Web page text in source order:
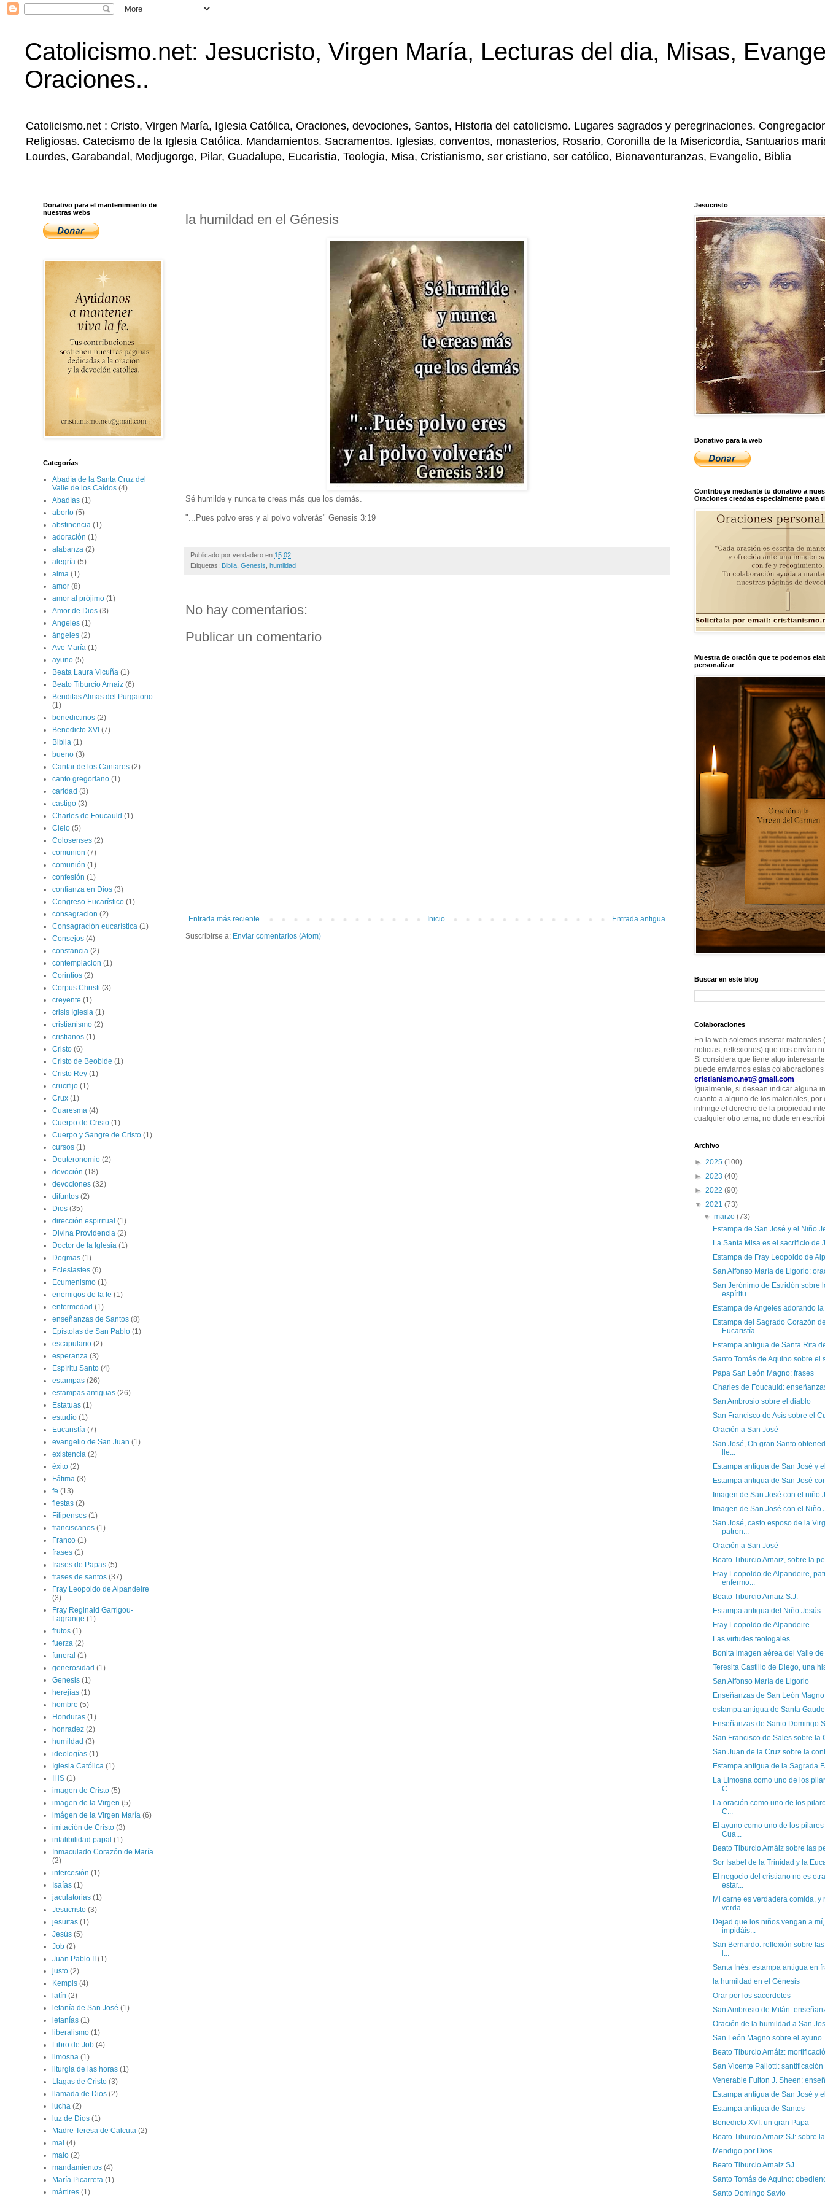
Catolicismo.net: Jesucristo, Virgen María, Lecturas del dia, Misas,
Oraciones..
Catolicismo.net : Cristo, Virgen María, Iglesia Católica, Oraciones, devociones, Santos, Historia del catolicismo. Lugares sagrados y peregrinaciones.
Religiosas. Catecismo de la Iglesia Católica. Mandamientos. Sacramentos. Iglesias, conventos, monasterios, Rosario, Coronilla de la Misericordia, Santuarios
Lourdes, Garabandal, Medjugorge, Pilar, Guadalupe, Eucaristía, Teología, Misa, Cristianismo, ser cristiano, ser católico, Bienaventuranzas, Evangelio, Biblia
la humildad en el Génesis
Sé humilde y nunca te creas más que los demás.
"...Pues polvo eres y al polvo volverás" Genesis 3:19
Publicado por verdadero en 15:02
Etiquetas: Biblia Genesis humildad
No hay comentarios:
Publicar un comentario
Entrada más reciente Entrada antigua
Inicio
Suscribirse a: Enviar comentarios (Atom)
Donativo para el mantenimiento de
nuestras webs
Categorías
Abadía de la Santa Cruz del
Valle de los Caídos (4)
Abadías (1)
aborto (5)
abstinencia (1)
adoración (1)
alabanza (2)
alegría (5)
alma (1)
amor (8)
amor al prójimo (1)
Amor de Dios (3)
Angeles (1)
ángeles (2)
Ave María (1)
ayuno (5)
Beata Laura Vicuña (1)
Beato Tiburcio Arnaiz (6)
Benditas Almas del Purgatorio
(1)
benedictinos (2)
Benedicto XVI (7)
Biblia (1)
bueno (3)
Cantar de los Cantares (2)
canto gregoriano (1)
caridad (3)
castigo (3)
Charles de Foucauld (1)
Cielo (5)
Colosenses (2)
comunion (7)
comunión (1)
confesión (1)
confianza en Dios (3)
Congreso Eucarístico (1)
consagracion (2)
Consagración eucarística (1)
Consejos (4)
constancia (2)
contemplacion (1)
Corintios (2)
Corpus Christi (3)
creyente (1)
crisis Iglesia (1)
cristianismo (2)
cristianos (1)
Cristo (6)
Cristo de Beobide (1)
Cristo Rey (1)
crucifijo (1)
Crux (1)
Cuaresma (4)
Cuerpo de Cristo (1)
Cuerpo y Sangre de Cristo (1)
cursos (1)
Deuteronomio (2)
devoción (18)
devociones (32)
difuntos (2)
Dios (35)
dirección espiritual (1)
Divina Providencia (2)
Doctor de la Iglesia (1)
Dogmas (1)
Eclesiastes (6)
Ecumenismo (1)
enemigos de la fe (1)
enfermedad (1)
enseñanzas de Santos (8)
Epístolas de San Pablo (1)
escapulario (2)
esperanza (3)
Espíritu Santo (4)
estampas (26)
estampas antiguas (26)
Estatuas (1)
estudio (1)
Eucaristía (7)
evangelio de San Juan (1)
existencia (2)
éxito (2)
Fátima (3)
fe (13)
fiestas (2)
Filipenses (1)
franciscanos (1)
Franco (1)
frases (1)
frases de Papas (5)
frases de santos (37)
Fray Leopoldo de Alpandeire
(3)
Fray Reginald Garrigou-
Lagrange (1)
frutos (1)
fuerza (2)
funeral (1)
generosidad (1)
Genesis (1)
herejías (1)
hombre (5)
Honduras (1)
honradez (2)
humildad (3)
ideologías (1)
Iglesia Católica (1)
IHS (1)
imagen de Cristo (5)
imagen de la Virgen (5)
imágen de la Virgen María (6)
imitación de Cristo (3)
infalibilidad papal (1)
Inmaculado Corazón de María
(2)
intercesión (1)
Isaías (1)
jaculatorias (1)
Jesucristo (3)
jesuitas (1)
Jesús (5)
Job (2)
Juan Pablo II
(1)
justo (2)
Kempis (4)
latín (2)
letanía de San José (1)
letanías (1)
liberalismo (1)
Libro de Job (4)
limosna (1)
liturgia de las horas (1)
Llagas de Cristo (3)
llamada de Dios (2)
lucha (2)
luz de Dios (1)
Madre Teresa de Calcuta (2)
mal (4)
malo (2)
mandamientos (4)
María Picarreta (1)
mártires (1)
Jesucristo
Donativo para la web
Contribuye mediante tu donativo a
Oraciones creadas especialmente para
Muestra de oración que te podemos
personalizar
Buscar en este blog
Colaboraciones
En la web solemos insertar materiales
noticias, reflexiones) que nos envían
Si considera que tiene algo
puede enviarnos estas
cristianismo.net@gmail.com
Igualmente, si desean indicar alguna
cuanto a alguno de los materiales, por
infringe el derecho de la propiedad
cualquier otro tema, no dude en
Archivo
► 2025 (100)
► 2023 (40)
► 2022 (90)
▼ 2021 (73)
▼marzo(73)
Estampa de San José y el Niño
La Santa Misa es el sacrificio de
Estampa de Fray Leopoldo de
San Alfonso María de Ligorio:
San Jerónimo de Estridón sobre
espíritu
Estampa de Angeles adorando
Estampa del Sagrado Corazón
Eucaristía
Estampa antigua de Santa Rita
Santo Tomás de Aquino sobre el
Papa San León Magno: frases
Charles de Foucauld:
San Ambrosio sobre el diablo
San Francisco de Asís sobre el
Oración a San José
San José, Oh gran Santo
lle...
Estampa antigua de San José y
Estampa antigua de San José
Imagen de San José con el niño
Imagen de San José con el Niño
San José, casto esposo de la
patron...
Oración a San José
Beato Tiburcio Arnaiz, sobre la
Fray Leopoldo de Alpandeire,
enfermo...
Beato Tiburcio Arnaiz S.J.
Estampa antigua del Niño Jesús
Fray Leopoldo de Alpandeire
Las virtudes teologales
Bonita imagen aérea del Valle
Teresita Castillo de Diego, una
San Alfonso María de Ligorio
Enseñanzas de San León Magno
estampa antigua de Santa
Enseñanzas de Santo Domingo
San Francisco de Sales sobre la
San Juan de la Cruz sobre la
Estampa antigua de la Sagrada
La Limosna como uno de los
C...
La oración como uno de los
C...
El ayuno como uno de los
Cua...
Beato Tiburcio Arnáiz sobre las
Sor Isabel de la Trinidad y la
El negocio del cristiano no es
estar...
Mi carne es verdadera comida, y
verda...
Dejad que los niños vengan a
impidáis...
San Bernardo: reflexión sobre
l...
Santa Inés: estampa antigua en
la humildad en el Génesis
Orar por los sacerdotes
San Ambrosio de Milán:
Oración de la humildad a San
San León Magno sobre el ayuno
Beato Tiburcio Arnáiz:
San Vicente Pallotti:
Venerable Fulton J. Sheen:
Estampa antigua de San José y
Estampa antigua de Santos
Benedicto XVI: un gran Papa
Beato Tiburcio Arnaiz SJ: sobre
Mendigo por Dios
Beato Tiburcio Arnaiz SJ
Santo Tomás de Aquino:
Santo Domingo Savio